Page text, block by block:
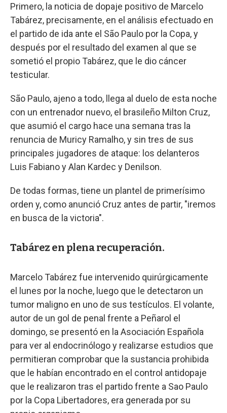
Primero, la noticia de dopaje positivo de Marcelo
Tabárez, precisamente, en el análisis efectuado en
el partido de ida ante el São Paulo por la Copa, y
después por el resultado del examen al que se
sometió el propio Tabárez, que le dio cáncer
testicular.
São Paulo, ajeno a todo, llega al duelo de esta noche
con un entrenador nuevo, el brasileño Milton Cruz,
que asumió el cargo hace una semana tras la
renuncia de Muricy Ramalho, y sin tres de sus
principales jugadores de ataque: los delanteros
Luis Fabiano y Alan Kardec y Denilson.
De todas formas, tiene un plantel de primerísimo
orden y, como anunció Cruz antes de partir, "iremos
en busca de la victoria".
Tabárez en plena recuperación.
Marcelo Tabárez fue intervenido quirúrgicamente
el lunes por la noche, luego que le detectaron un
tumor maligno en uno de sus testículos. El volante,
autor de un gol de penal frente a Peñarol el
domingo, se presentó en la Asociación Española
para ver al endocrinólogo y realizarse estudios que
permitieran comprobar que la sustancia prohibida
que le habían encontrado en el control antidopaje
que le realizaron tras el partido frente a Sao Paulo
por la Copa Libertadores, era generada por su